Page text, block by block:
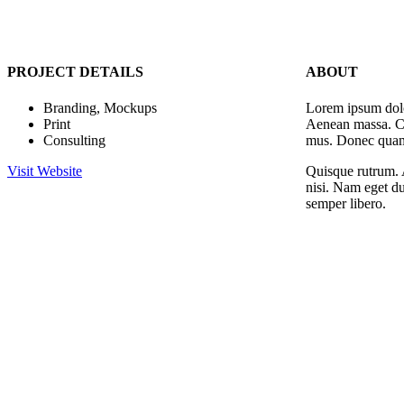
PROJECT DETAILS
Branding, Mockups
Print
Consulting
Visit Website
ABOUT
Lorem ipsum
Aenean massa.
mus. Donec
Quisque rutrum.
nisi. Nam eget
semper libero.